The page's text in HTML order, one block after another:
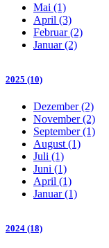
Mai (1)
April (3)
Februar (2)
Januar (2)
2025 (10)
Dezember (2)
November (2)
September (1)
August (1)
Juli (1)
Juni (1)
April (1)
Januar (1)
2024 (18)